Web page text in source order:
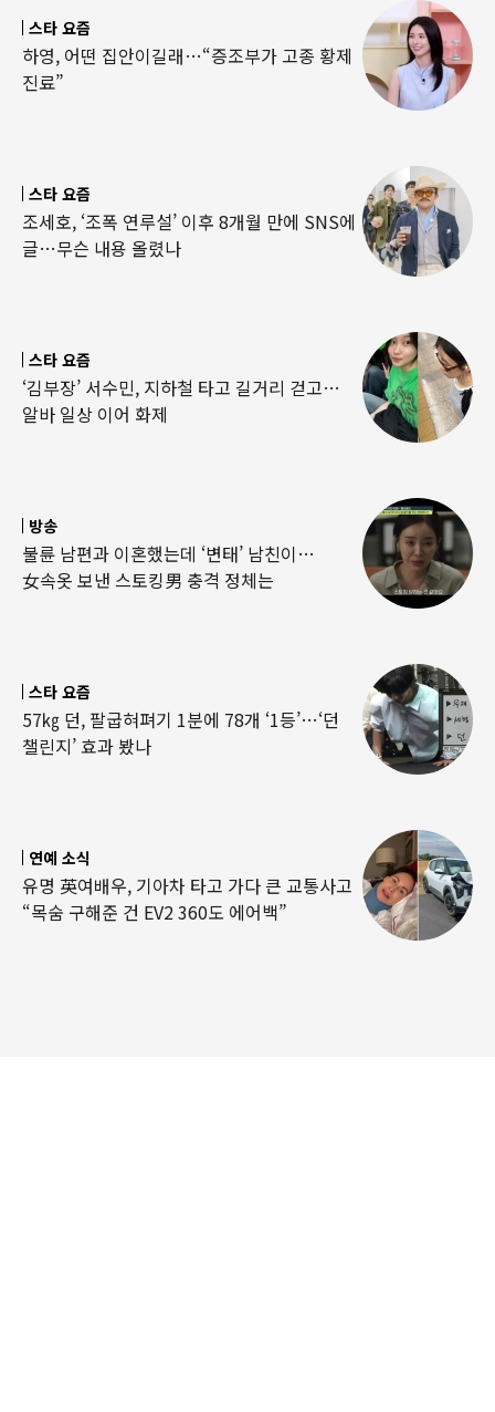
스타 요즘
하영, 어떤 집안이길래…“증조부가 고종 황제
진료”
스타 요즘
조세호, ‘조폭 연루설’ 이후 8개월 만에 SNS에
글…무슨 내용 올렸나
스타 요즘
‘김부장’ 서수민, 지하철 타고 길거리 걷고…
알바 일상 이어 화제
방송
불륜 남편과 이혼했는데 ‘변태’ 남친이…
女속옷 보낸 스토킹男 충격 정체는
스타 요즘
57㎏ 던, 팔굽혀펴기 1분에 78개 ‘1등’…‘던
챌린지’ 효과 봤나
연예 소식
유명 英여배우, 기아차 타고 가다 큰 교통사고
“목숨 구해준 건 EV2 360도 에어백”